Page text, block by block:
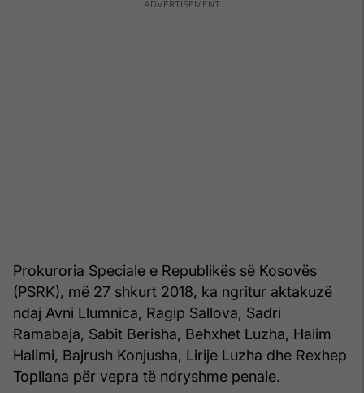
Prokuroria Speciale e Republikës së Kosovës
(PSRK), më 27 shkurt 2018, ka ngritur aktakuzë
ndaj Avni Llumnica, Ragip Sallova, Sadri
Ramabaja, Sabit Berisha, Behxhet Luzha, Halim
Halimi, Bajrush Konjusha, Lirije Luzha dhe Rexhep
Topllana për vepra të ndryshme penale.